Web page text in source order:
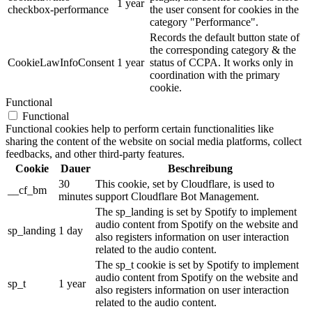
checkbox-performance
1 year
the user consent for cookies in the
category "Performance".
CookieLawInfoConsent 1 year
Records the default button state of
the corresponding category & the
status of CCPA. It works only in
coordination with the primary
cookie.
Functional
Functional
Functional cookies help to perform certain functionalities like
sharing the content of the website on social media platforms, collect
feedbacks, and other third-party features.
Cookie
Dauer
Beschreibung
__cf_bm
30
minutes
This cookie, set by Cloudflare, is used to
support Cloudflare Bot Management.
sp_landing 1 day
The sp_landing is set by Spotify to implement
audio content from Spotify on the website and
also registers information on user interaction
related to the audio content.
sp_t 1 year
The sp_t cookie is set by Spotify to implement
audio content from Spotify on the website and
also registers information on user interaction
related to the audio content.